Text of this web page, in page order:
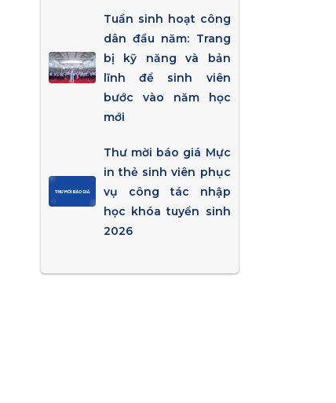
Tuần sinh hoạt công
dân đầu năm: Trang
bị kỹ năng và bản
lĩnh để sinh viên
bước vào năm học
mới
Thư mời báo giá Mực
in thẻ sinh viên phục
vụ công tác nhập
học khóa tuyển sinh
2026